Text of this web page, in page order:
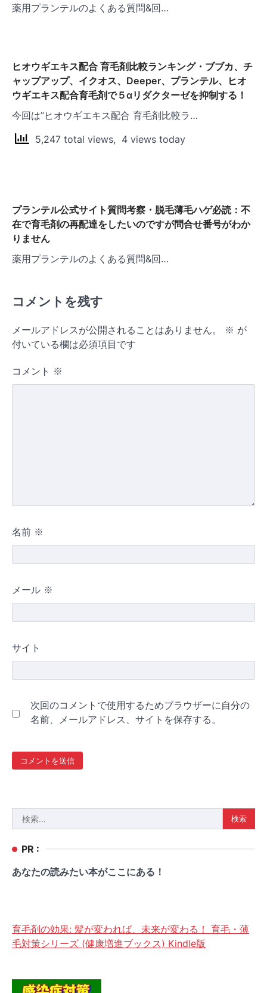
薬用プランテルのよくある質問&回…
ヒオウギエキス配合 育毛剤比較ランキング・ブブカ、チ
ャップアップ、イクオス、Deeper、プランテル、ヒオ
ウギエキス配合育毛剤で５αリダクターゼを抑制する！
今回は”ヒオウギエキス配合 育毛剤比較ラ…
5,247 total views, 4 views today
プランテル公式サイト質問考察・脱毛薄毛ハゲ必読：不
在で育毛剤の再配達をしたいのですが問合せ番号がわか
りません
薬用プランテルのよくある質問&回…
コメントを残す
メールアドレスが公開されることはありません。 ※ が
付いている欄は必須項目です
コメント ※
名前 ※
メール ※
サイト
次回のコメントで使用するためブラウザーに自分の
名前、メールアドレス、サイトを保存する。
索:
PR :
あなたの読みたい本がここにある！
育毛剤の効果: 髪が変われば、未来が変わる！ 育毛・薄
毛対策シリーズ (健康増進ブックス) Kindle版